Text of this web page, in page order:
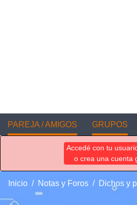
PAREJA / AMIGOS GRUPOS
Accedé con tu
o crea una cuenta
Inicio Notas y Foros Dichos y